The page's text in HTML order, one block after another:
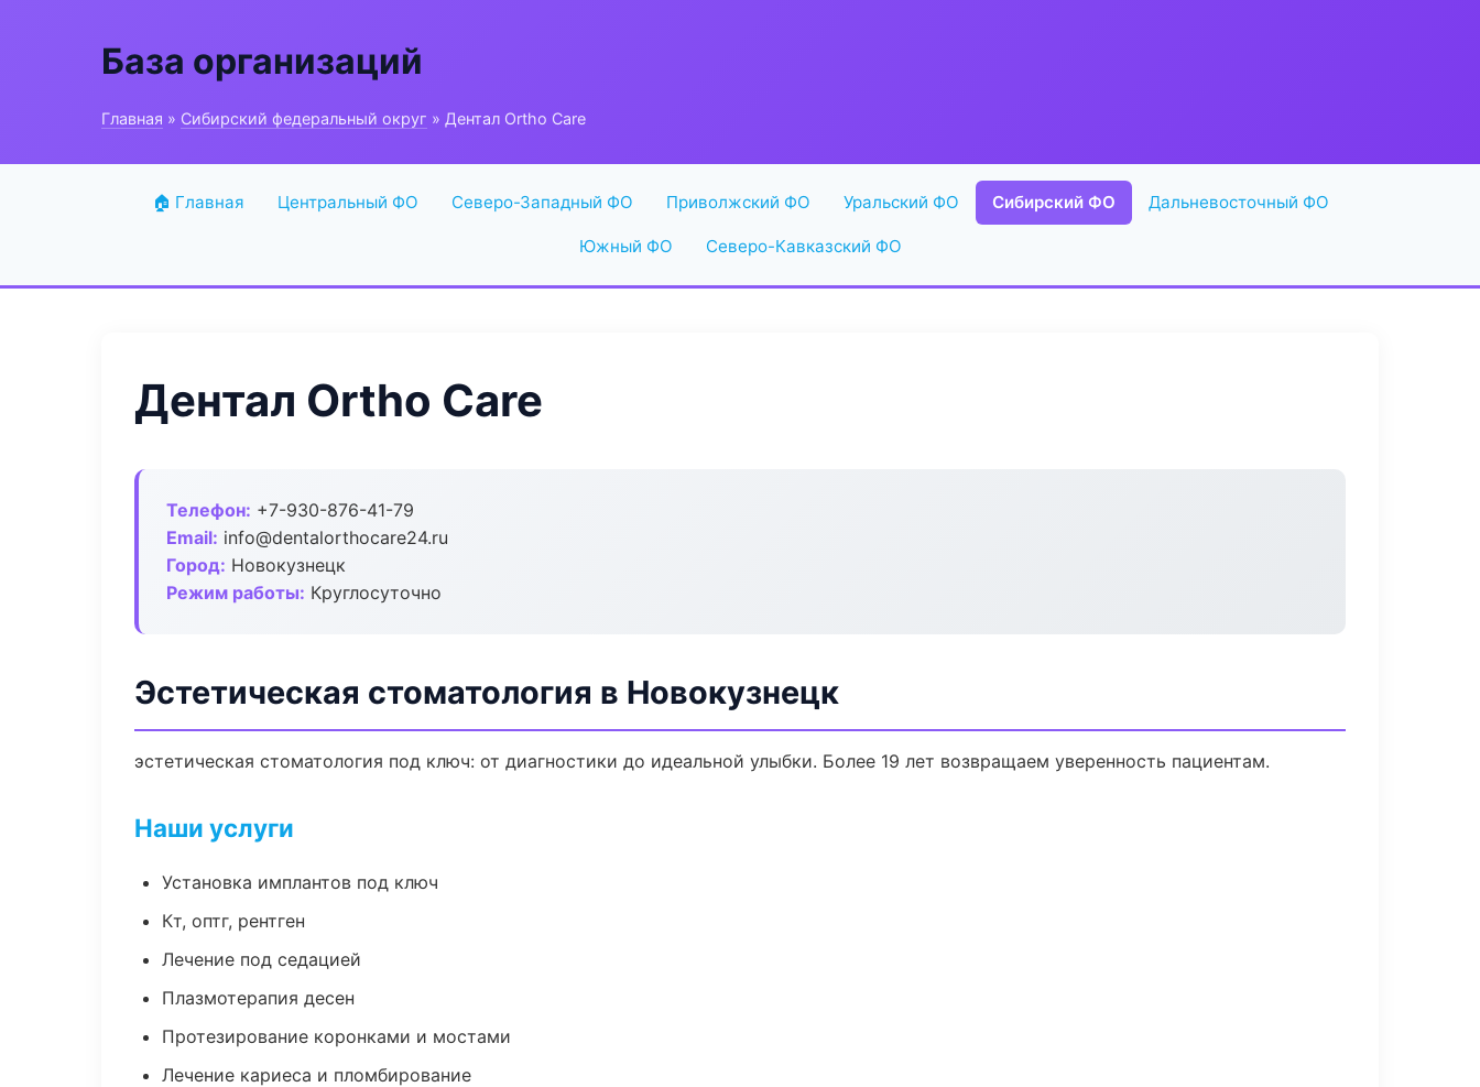
База организаций
Главная » Сибирский федеральный округ » Дентал Ortho Care
🏠 Главная Центральный ФО Северо-Западный ФО Приволжский ФО Уральский ФО Сибирский ФО Дальневосточный ФО
Южный ФО Северо-Кавказский ФО
Дентал Ortho Care
Телефон: +7-930-876-41-79
Email: info@dentalorthocare24.ru
Город: Новокузнецк
Режим работы: Круглосуточно
Эстетическая стоматология в Новокузнецк
эстетическая стоматология под ключ: от диагностики до идеальной улыбки. Более 19 лет возвращаем уверенность пациентам.
Наши услуги
Установка имплантов под ключ
Кт, оптг, рентген
Лечение под седацией
Плазмотерапия десен
Протезирование коронками и мостами
Лечение кариеса и пломбирование